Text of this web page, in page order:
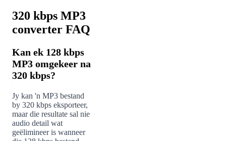
320 kbps MP3
converter FAQ
Kan ek 128 kbps
MP3 omgekeer na
320 kbps?
Jy kan 'n MP3 bestand
by 320 kbps eksporteer,
maar die resultate sal nie
audio detail wat
geëlimineer is wanneer